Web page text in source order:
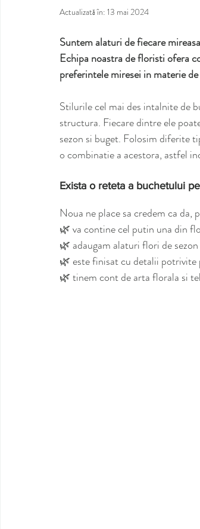
Actualizată în: 13 mai 2024
Suntem alaturi de fiecare
Echipa noastra de floristi ofera
preferintele miresei in materie
Stilurile cel mai des intalnite de
structura. Fiecare dintre ele
sezon si buget. Folosim diferite
o combinatie a acestora, astfel
Exista o reteta a buchetului
Noua ne place sa credem ca da,
🌿 va contine cel putin una din
🌿 adaugam alaturi flori de
🌿 este finisat cu detalii
🌿 tinem cont de arta florala si